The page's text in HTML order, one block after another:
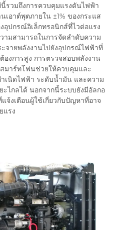
รวมถึงการควบคุมแรงดันไฟฟ้า
เอาต์พุตภายใน ±1% ของกระแส
อุปกรณ์อิเล็กทรอนิกส์ที่ไวต่อแรง
ามสามารถในการจัดลำดับความ
จายพลังงานไปยังอุปกรณ์ไฟฟ้าที่
งการสูง การตรวจสอบพลังงาน
มาร์ทโฟนช่วยให้ควบคุมและ
เนิดไฟฟ้า ระดับน้ำมัน และความ
ะไกลได้ นอกจากนี้ระบบยังมีอัลกอ
จ้งเตือนผู้ใช้เกี่ยวกับปัญหาที่อาจ
แรง